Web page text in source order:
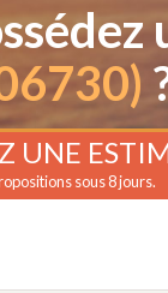
UNE
sous 8 jours.